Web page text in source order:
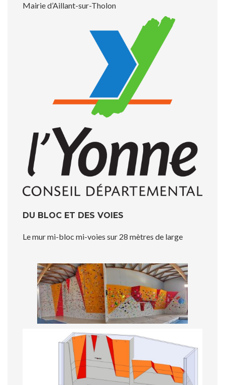
Mairie d’Aillant-sur-Tholon
DU BLOC ET DES VOIES
Le mur mi-bloc mi-voies sur 28 mètres de large